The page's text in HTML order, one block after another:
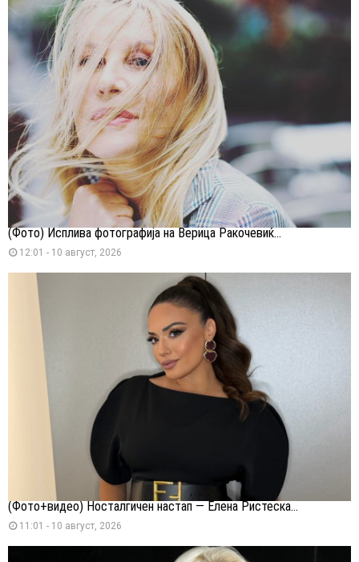
(Фото) Исплива фотографија на Верица Ракочевиќ...
12:01 - 10 август, 2026
(Фото+видео) Носталгичен настап — Елена Ристеска...
11:01 - 10 август, 2026